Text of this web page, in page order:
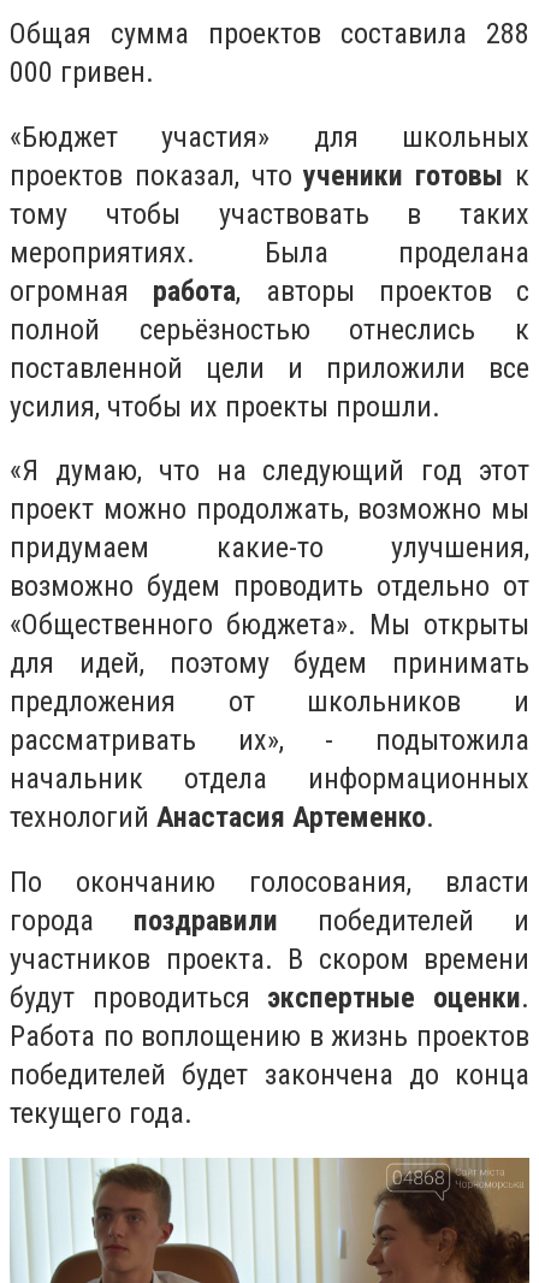
Общая сумма проектов составила 288
000 гривен.
«Бюджет участия» для школьных
проектов показал, чтоученики готовы к
тому чтобы участвовать в таких
мероприятиях. Была проделана
огромная работа, авторы проектов с
полной серьёзностью отнеслись к
поставленной цели и приложили все
усилия, чтобы их проекты прошли.
«Я думаю, что на следующий год этот
проект можно продолжать, возможно мы
придумаем какие-то улучшения,
возможно будем проводить отдельно от
«Общественного бюджета». Мы открыты
для идей, поэтому будем принимать
предложения от школьников и
рассматривать их», - подытожила
начальник отдела информационных
технологий Анастасия Артеменко.
По окончанию голосования, власти
города поздравили победителей и
участников проекта. В скором времени
будут проводиться экспертные оценки.
Работа по воплощению в жизнь проектов
победителей будет закончена до конца
текущего года.